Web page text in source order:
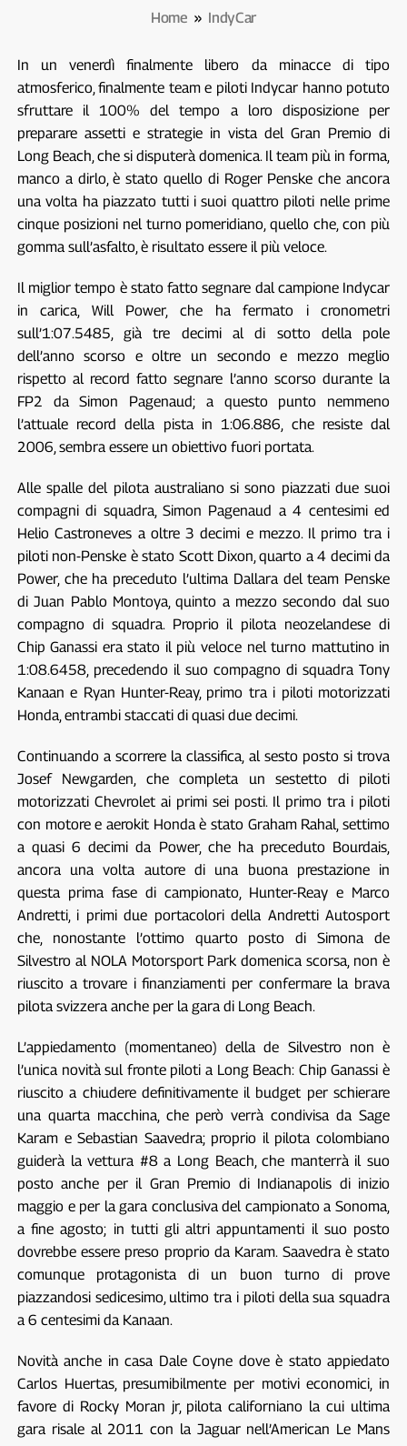
Home » IndyCar
In un venerdì finalmente libero da minacce di tipo
atmosferico, finalmente team e piloti Indycar hanno potuto
sfruttare il 100% del tempo a loro disposizione per
preparare assetti e strategie in vista del Gran Premio di
Long Beach, che si disputerà domenica. Il team più in forma,
manco a dirlo, è stato quello di Roger Penske che ancora
una volta ha piazzato tutti i suoi quattro piloti nelle prime
cinque posizioni nel turno pomeridiano, quello che, con più
gomma sull’asfalto, è risultato essere il più veloce.
Il miglior tempo è stato fatto segnare dal campione Indycar
in carica, Will Power, che ha fermato i cronometri
sull’1:07.5485, già tre decimi al di sotto della pole
dell’anno scorso e oltre un secondo e mezzo meglio
rispetto al record fatto segnare l’anno scorso durante la
FP2 da Simon Pagenaud; a questo punto nemmeno
l’attuale record della pista in 1:06.886, che resiste dal
2006, sembra essere un obiettivo fuori portata.
Alle spalle del pilota australiano si sono piazzati due suoi
compagni di squadra, Simon Pagenaud a 4 centesimi ed
Helio Castroneves a oltre 3 decimi e mezzo. Il primo tra i
piloti non-Penske è stato Scott Dixon, quarto a 4 decimi da
Power, che ha preceduto l’ultima Dallara del team Penske
di Juan Pablo Montoya, quinto a mezzo secondo dal suo
compagno di squadra. Proprio il pilota neozelandese di
Chip Ganassi era stato il più veloce nel turno mattutino in
1:08.6458, precedendo il suo compagno di squadra Tony
Kanaan e Ryan Hunter-Reay, primo tra i piloti motorizzati
Honda, entrambi staccati di quasi due decimi.
Continuando a scorrere la classifica, al sesto posto si trova
Josef Newgarden, che completa un sestetto di piloti
motorizzati Chevrolet ai primi sei posti. Il primo tra i piloti
con motore e aerokit Honda è stato Graham Rahal, settimo
a quasi 6 decimi da Power, che ha preceduto Bourdais,
ancora una volta autore di una buona prestazione in
questa prima fase di campionato, Hunter-Reay e Marco
Andretti, i primi due portacolori della Andretti Autosport
che, nonostante l’ottimo quarto posto di Simona de
Silvestro al NOLA Motorsport Park domenica scorsa, non è
riuscito a trovare i finanziamenti per confermare la brava
pilota svizzera anche per la gara di Long Beach.
L’appiedamento (momentaneo) della de Silvestro non è
l’unica novità sul fronte piloti a Long Beach: Chip Ganassi è
riuscito a chiudere definitivamente il budget per schierare
una quarta macchina, che però verrà condivisa da Sage
Karam e Sebastian Saavedra; proprio il pilota colombiano
guiderà la vettura #8 a Long Beach, che manterrà il suo
posto anche per il Gran Premio di Indianapolis di inizio
maggio e per la gara conclusiva del campionato a Sonoma,
a fine agosto; in tutti gli altri appuntamenti il suo posto
dovrebbe essere preso proprio da Karam. Saavedra è stato
comunque protagonista di un buon turno di prove
piazzandosi sedicesimo, ultimo tra i piloti della sua squadra
a 6 centesimi da Kanaan.
Novità anche in casa Dale Coyne dove è stato appiedato
Carlos Huertas, presumibilmente per motivi economici, in
favore di Rocky Moran jr, pilota californiano la cui ultima
gara risale al 2011 con la Jaguar nell’American Le Mans